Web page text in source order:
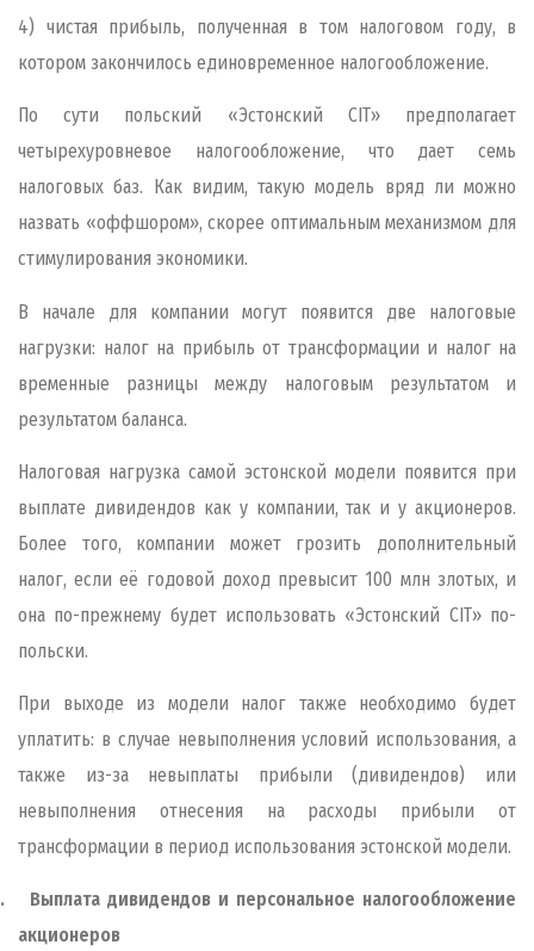
4) чистая прибыль, полученная в том налоговом году, в
котором закончилось единовременное налогообложение.
По сути польский «Эстонский CIT» предполагает
четырехуровневое налогообложение, что дает семь
налоговых баз. Как видим, такую модель вряд ли можно
назвать «оффшором», скорее оптимальным механизмом для
стимулирования экономики.
В начале для компании могут появится две налоговые
нагрузки: налог на прибыль от трансформации и налог на
временные разницы между налоговым результатом и
результатом баланса.
Налоговая нагрузка самой эстонской модели появится при
выплате дивидендов как у компании, так и у акционеров.
Более того, компании может грозить дополнительный
налог, если её годовой доход превысит 100 млн злотых, и
она по-прежнему будет использовать «Эстонский CIT» по-
польски.
При выходе из модели налог также необходимо будет
уплатить: в случае невыполнения условий использования, а
также из-за невыплаты прибыли (дивидендов) или
невыполнения отнесения на расходы прибыли от
трансформации в период использования эстонской модели.
Выплата дивидендов и персональное налогообложение
акционеров